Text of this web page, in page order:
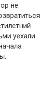
не
уехали